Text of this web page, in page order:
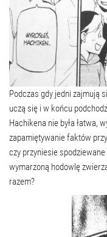
Podczas gdy jedni zajmują
uczą się i w końcu
Hachikena nie była łatwa,
zapamiętywanie faktów
czy przyniesie
wymarzoną hodowlę
razem?